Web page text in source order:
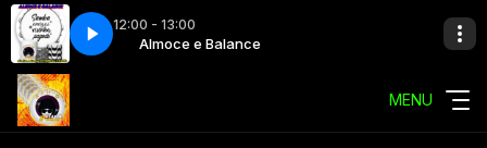
12:00 - 13:00
Almoce e Balance
MENU